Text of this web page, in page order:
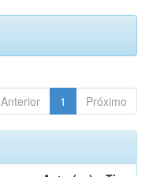
Anterior 1 Próximo